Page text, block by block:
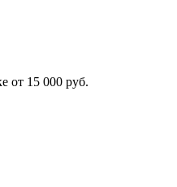
от 15 000 руб.